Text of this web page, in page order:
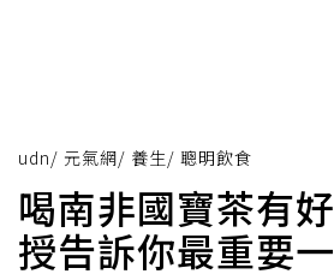
udn/ 元氣網/ 養生/ 聰明飲食
喝南非國寶茶有
授告訴你最重要